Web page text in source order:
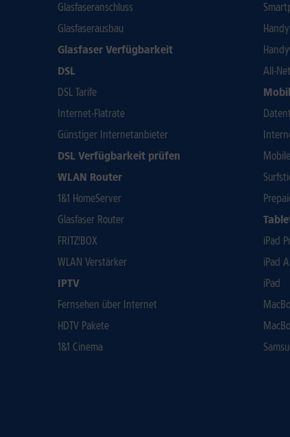
Glasfaseranschluss
Glasfaserausbau
Glasfaser Verfügbarkeit
DSL
DSL Tarife
Internet-Flatrate
Günstiger Internetanbieter
DSL Verfügbarkeit prüfen
WLAN Router
1&1 HomeServer
Glasfaser Router
FRITZ!BOX
WLAN Verstärker
IPTV
Fernsehen über Internet
HDTV Pakete
1&1 Cinema
All-
iPad
iPad
iPad